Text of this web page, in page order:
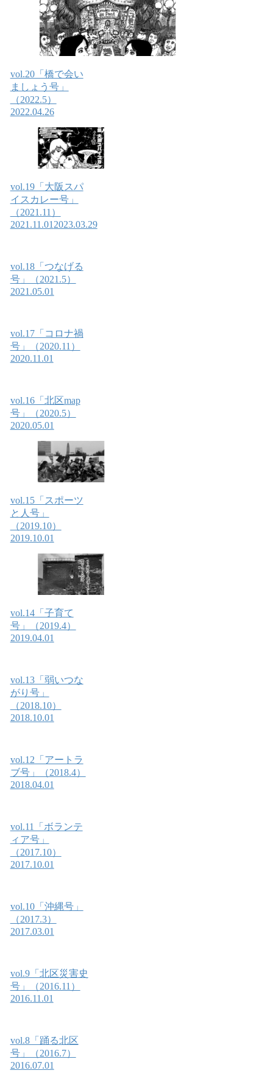
vol.20「橋で会い
ましょう号」
（2022.5）
2022.04.26
vol.19「大阪スパ
イスカレー号」
（2021.11）
2021.11.012023.03.29
vol.18「つなげる
号」（2021.5）
2021.05.01
vol.17「コロナ禍
号」（2020.11）
2020.11.01
vol.16「北区map
号」（2020.5）
2020.05.01
vol.15「スポーツ
と人号」
（2019.10）
2019.10.01
vol.14「子育て
号」（2019.4）
2019.04.01
vol.13「弱いつな
がり号」
（2018.10）
2018.10.01
vol.12「アートラ
ブ号」（2018.4）
2018.04.01
vol.11「ボランテ
ィア号」
（2017.10）
2017.10.01
vol.10「沖縄号」
（2017.3）
2017.03.01
vol.9「北区災害史
号」（2016.11）
2016.11.01
vol.8「踊る北区
号」（2016.7）
2016.07.01